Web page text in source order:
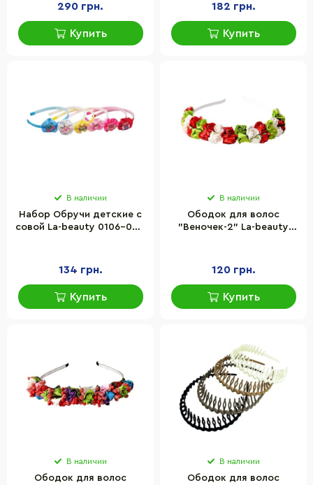
290 грн.
Купить
182 грн.
Купить
В наличии
Набор Обручи детские с
совой La-beauty 0106-025,
134 грн.
Купить
В наличии
Ободок для волос
"Веночек-2" La-beauty
120 грн.
Купить
В наличии
Ободок для волос
В наличии
Ободок для волос